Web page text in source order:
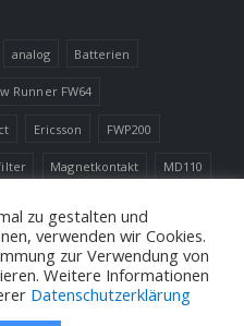
analog Batterien
Runner FW64
Ericsson FWP200
Magnetkontakt MD110
zu gestalten und
verwenden wir Cookies.
zur Verwendung von
Weitere Informationen
Datenschutzerklärung